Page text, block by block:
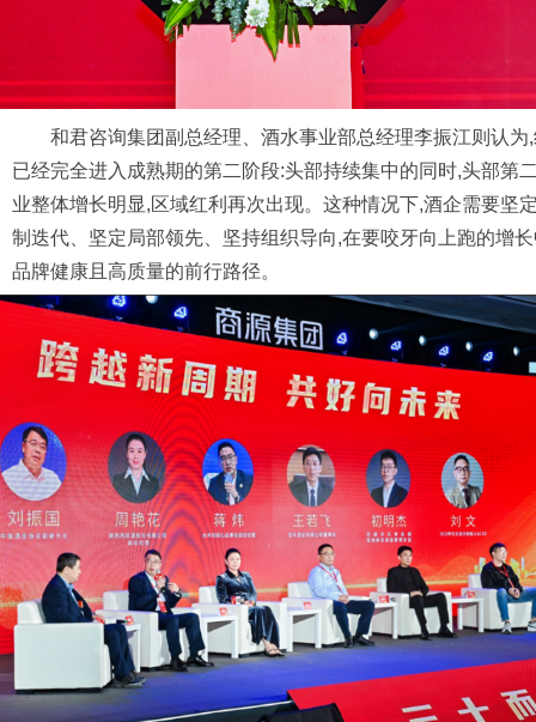
和君咨询集团副总经理、酒水事业部总经理李振江则认
已经完全进入成熟期的第二阶段:头部持续集中的同时,头部第
业整体增长明显,区域红利再次出现。这种情况下,酒企需要坚
制迭代、坚定局部领先、坚持组织导向,在要咬牙向上跑的增
品牌健康且高质量的前行路径。